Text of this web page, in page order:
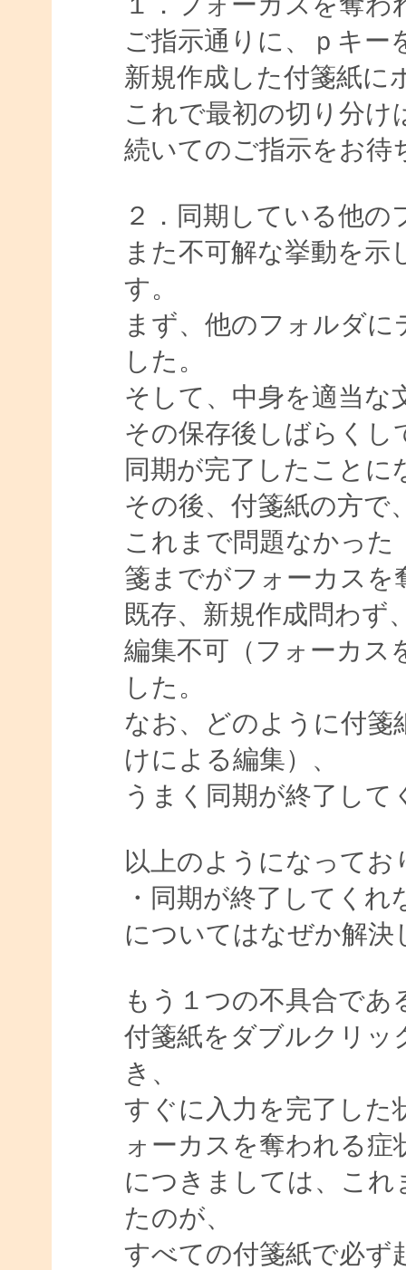
ご指示通りに、ｐキー
新規作成した付箋紙に
これで最初の切り分
続いてのご指示をお待
２．同期している他の
また不可解な挙動を
す。
まず、他のフォルダ
した。
そして、中身を適当な
その保存後しばらくし
同期が完了したことに
その後、付箋紙の方で
これまで問題なかっ
箋までがフォーカスを
既存、新規作成問わず
編集不可（フォーカス
した。
なお、どのように付箋
けによる編集）、
うまく同期が終了し
以上のようになって
・同期が終了してくれ
についてはなぜか解決
もう１つの不具合であ
付箋紙をダブルクリッ
き、
すぐに入力を完了した
ォーカスを奪われる症
につきましては、こ
たのが、
すべての付箋紙で必ず